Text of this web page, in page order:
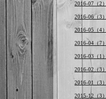
2016-07（2）
2016-06（3）
2016-05（4）
2016-04（7）
2016-03（1）
2016-02（3）
2016-01（3）
2015-12（3）